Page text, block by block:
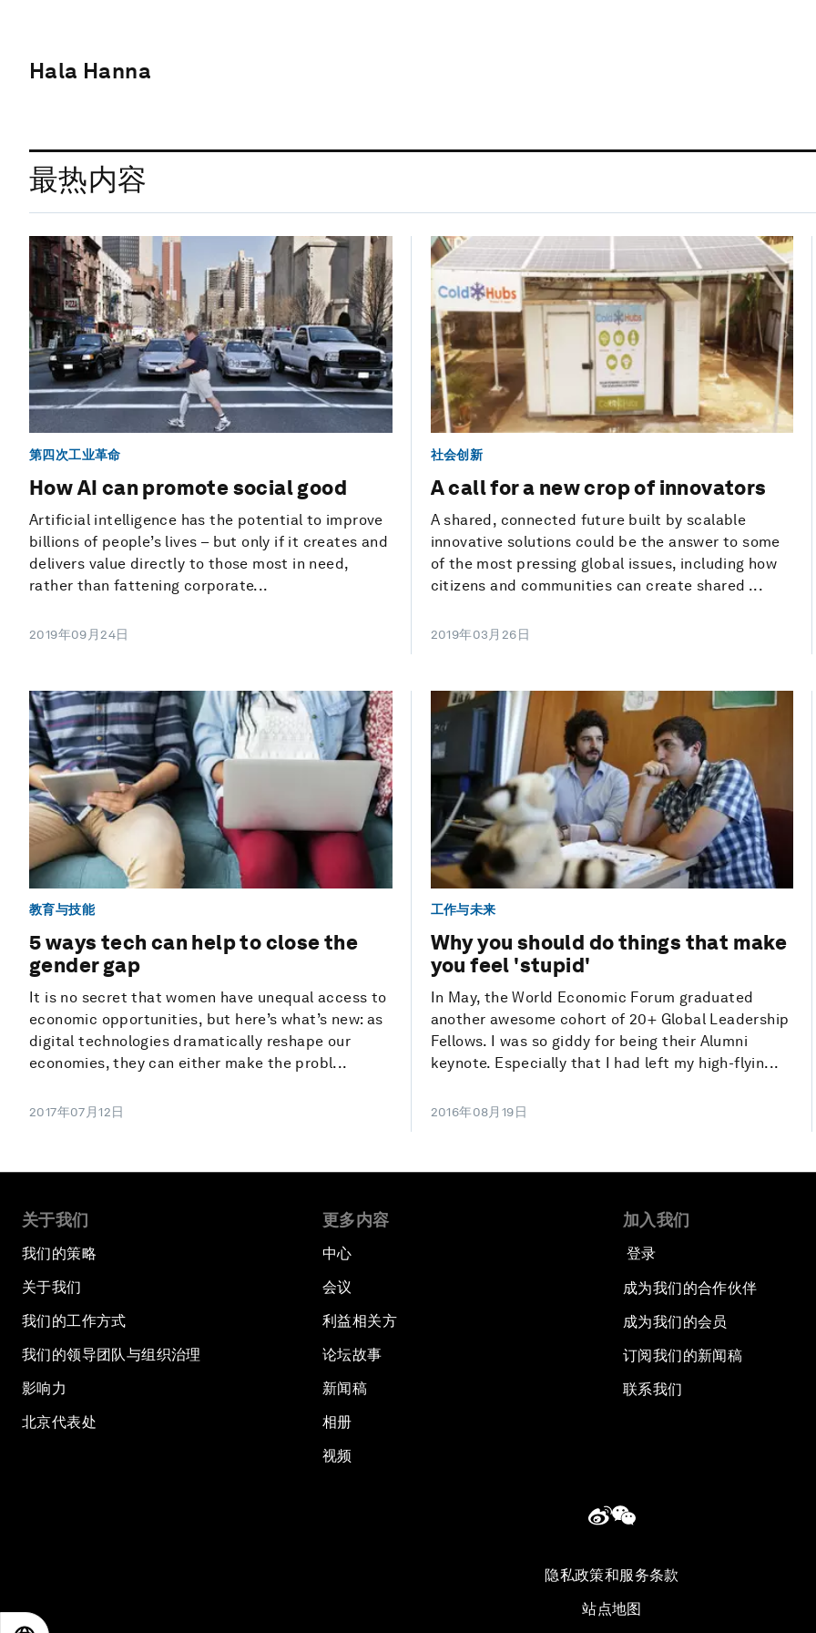
Hala Hanna
最热内容
第四次工业革命
How AI can promote social good
Artificial intelligence has the potential to improve
billions of people’s lives – but only if it creates and
delivers value directly to those most in need,
rather than fattening corporate...
2019年09月24日
社会创新
A call for a new crop of innovators
A shared, connected future built by scalable
innovative solutions could be the answer to some
of the most pressing global issues, including how
citizens and communities can create shared ...
2019年03月26日
教育与技能
5 ways tech can help to close the
gender gap
It is no secret that women have unequal access to
economic opportunities, but here’s what’s new: as
digital technologies dramatically reshape our
economies, they can either make the probl...
2017年07月12日
工作与未来
Why you should do things that make
you feel 'stupid'
In May, the World Economic Forum graduated
another awesome cohort of 20+ Global Leadership
Fellows. I was so giddy for being their Alumni
keynote. Especially that I had left my high-flyin...
2016年08月19日
关于我们
我们的策略
关于我们
我们的工作方式
我们的领导团队与组织治理
影响力
北京代表处
更多内容
中心
会议
利益相关方
论坛故事
新闻稿
相册
视频
加入我们
登录
成为我们的合作伙伴
成为我们的会员
订阅我们的新闻稿
联系我们
隐私政策和服务条款
站点地图